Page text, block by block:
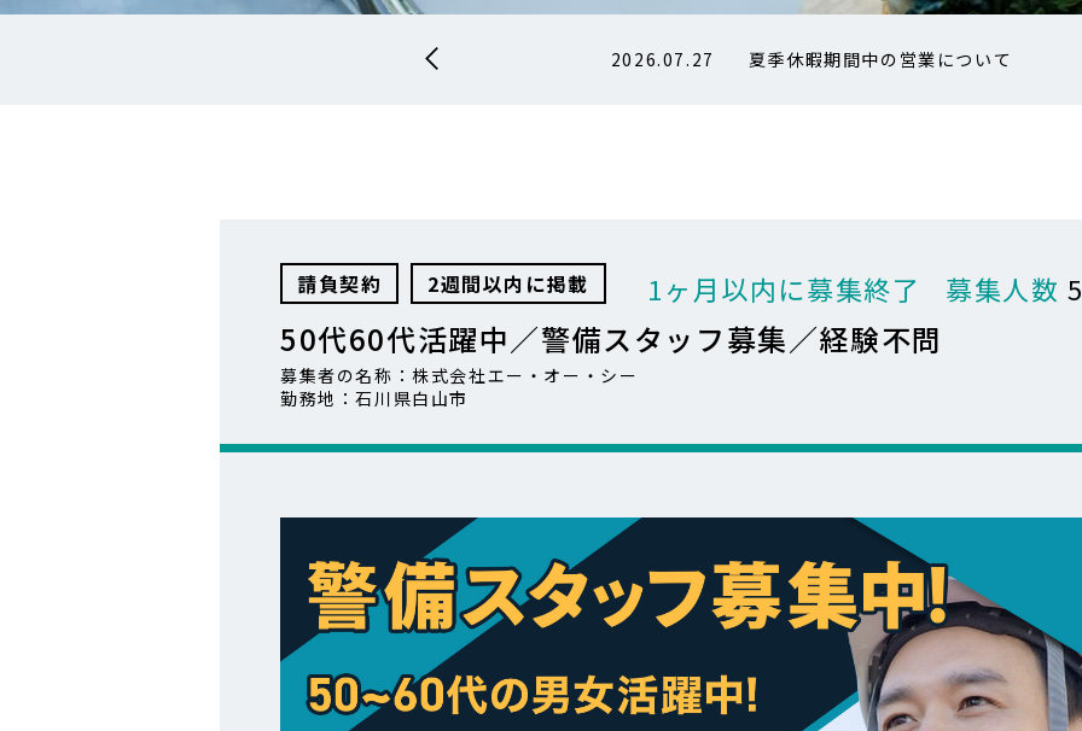
2026.07.27 夏季休暇期間中の営業について
請負契約 2週間以内に掲載 1ヶ月以内に募集終了 募集人数
50代60代活躍中／警備スタッフ募集／経験不問
募集者の名称：株式会社エー・オー・シー
勤務地：石川県白山市